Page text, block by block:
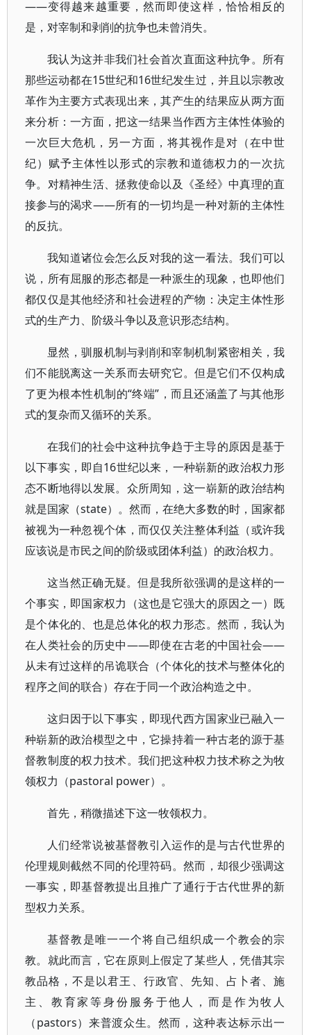
——变得越来越重要，然而即使这样，恰恰相反的
是，对宰制和剥削的抗争也未曾消失。
我认为这并非我们社会首次直面这种抗争。所有
那些运动都在15世纪和16世纪发生过，并且以宗教改
革作为主要方式表现出来，其产生的结果应从两方面
来分析：一方面，把这一结果当作西方主体性体验的
一次巨大危机，另一方面，将其视作是对（在中世
纪）赋予主体性以形式的宗教和道德权力的一次抗
争。对精神生活、拯救使命以及《圣经》中真理的直
接参与的渴求——所有的一切均是一种对新的主体性
的反抗。
我知道诸位会怎么反对我的这一看法。我们可以
说，所有屈服的形态都是一种派生的现象，也即他们
都仅仅是其他经济和社会进程的产物：决定主体性形
式的生产力、阶级斗争以及意识形态结构。
显然，驯服机制与剥削和宰制机制紧密相关，我
们不能脱离这一关系而去研究它。但是它们不仅构成
了更为根本性机制的“终端”，而且还涵盖了与其他形
式的复杂而又循环的关系。
在我们的社会中这种抗争趋于主导的原因是基于
以下事实，即自16世纪以来，一种崭新的政治权力形
态不断地得以发展。众所周知，这一崭新的政治结构
就是国家（state）。然而，在绝大多数的时，国家都
被视为一种忽视个体，而仅仅关注整体利益（或许我
应该说是市民之间的阶级或团体利益）的政治权力。
这当然正确无疑。但是我所欲强调的是这样的一
个事实，即国家权力（这也是它强大的原因之一）既
是个体化的、也是总体化的权力形态。然而，我认为
在人类社会的历史中——即使在古老的中国社会——
从未有过这样的吊诡联合（个体化的技术与整体化的
程序之间的联合）存在于同一个政治构造之中。
这归因于以下事实，即现代西方国家业已融入一
种崭新的政治模型之中，它操持着一种古老的源于基
督教制度的权力技术。我们把这种权力技术称之为牧
领权力（pastoral power）。
首先，稍微描述下这一牧领权力。
人们经常说被基督教引入运作的是与古代世界的
伦理规则截然不同的伦理符码。然而，却很少强调这
一事实，即基督教提出且推广了通行于古代世界的新
型权力关系。
基督教是唯一一个将自己组织成一个教会的宗
教。就此而言，它在原则上假定了某些人，凭借其宗
教品格，不是以君王、行政官、先知、占卜者、施
主、教育家等身份服务于他人，而是作为牧人
（pastors）来普渡众生。然而，这种表达标示出一